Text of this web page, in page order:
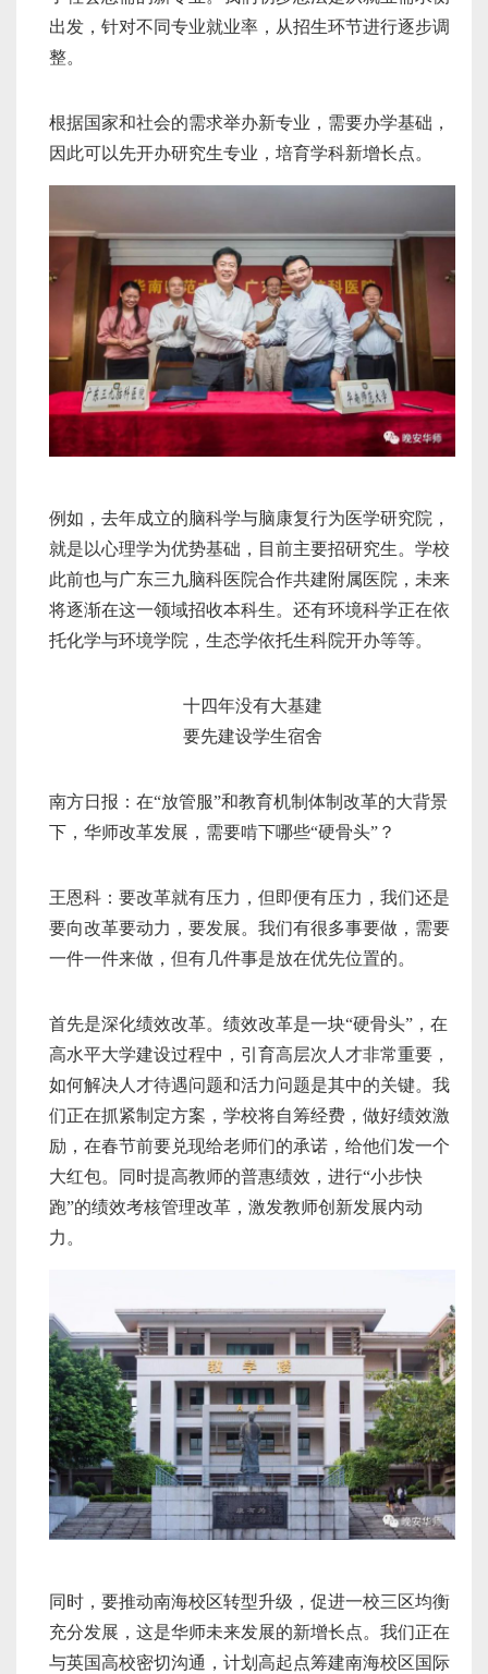
出发，针对不同专业就业率，从招生环节进行逐步调
整。
根据国家和社会的需求举办新专业，需要办学基础，
因此可以先开办研究生专业，培育学科新增长点。
例如，去年成立的脑科学与脑康复行为医学研究院，
就是以心理学为优势基础，目前主要招研究生。学校
此前也与广东三九脑科医院合作共建附属医院，未来
将逐渐在这一领域招收本科生。还有环境科学正在依
托化学与环境学院，生态学依托生科院开办等等。
十四年没有大基建
要先建设学生宿舍
南方日报：在“放管服”和教育机制体制改革的大背景
下，华师改革发展，需要啃下哪些“硬骨头”？
王恩科：要改革就有压力，但即便有压力，我们还是
要向改革要动力，要发展。我们有很多事要做，需要
一件一件来做，但有几件事是放在优先位置的。
首先是深化绩效改革。绩效改革是一块“硬骨头”，在
高水平大学建设过程中，引育高层次人才非常重要，
如何解决人才待遇问题和活力问题是其中的关键。我
们正在抓紧制定方案，学校将自筹经费，做好绩效激
励，在春节前要兑现给老师们的承诺，给他们发一个
大红包。同时提高教师的普惠绩效，进行“小步快
跑”的绩效考核管理改革，激发教师创新发展内动
力。
同时，要推动南海校区转型升级，促进一校三区均衡
充分发展，这是华师未来发展的新增长点。我们正在
与英国高校密切沟通，计划高起点筹建南海校区国际